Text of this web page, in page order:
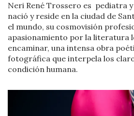
Neri René Trossero es pediatra
nació y reside en la ciudad de
el mundo, su cosmovisión
apasionamiento por la literatura
encaminar, una intensa obra
fotográfica que interpela los
condición humana.